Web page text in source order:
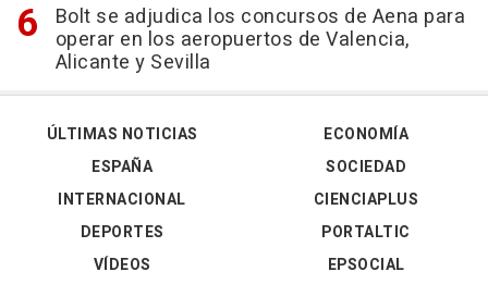
Bolt se adjudica los concursos de Aena para
operar en los aeropuertos de Valencia,
Alicante y Sevilla
ÚLTIMAS NOTICIAS
ESPAÑA
INTERNACIONAL
DEPORTES
VÍDEOS
ECONOMÍA
SOCIEDAD
CIENCIAPLUS
PORTALTIC
EPSOCIAL